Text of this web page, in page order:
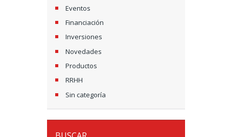
Eventos
Financiación
Inversiones
Novedades
Productos
RRHH
Sin categoría